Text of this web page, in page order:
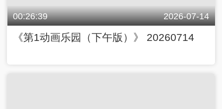
00:26:39 2026-07-14
《第1动画乐园（下午版）》 20260714